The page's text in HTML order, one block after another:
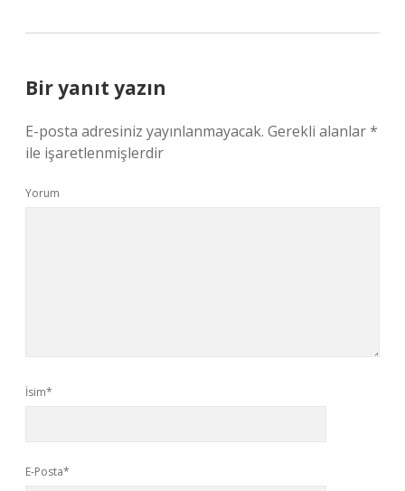
Bir yanıt yazın
E-posta adresiniz yayınlanmayacak. Gerekli alanlar*
ile işaretlenmişlerdir
Yorum
İsim*
E-Posta*